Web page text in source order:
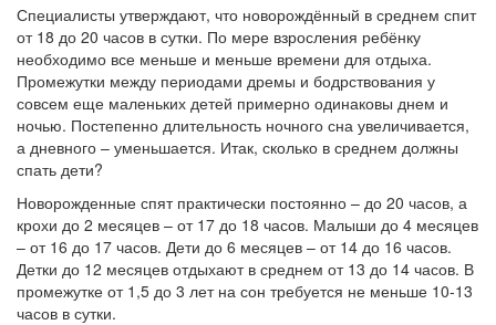
Специалисты утверждают, что новорождённый в среднем спит
от 18 до 20 часов в сутки. По мере взросления ребёнку
необходимо все меньше и меньше времени для отдыха.
Промежутки между периодами дремы и бодрствования у
совсем еще маленьких детей примерно одинаковы днем и
ночью. Постепенно длительность ночного сна увеличивается,
а дневного – уменьшается. Итак, сколько в среднем должны
спать дети?
Новорожденные спят практически постоянно – до 20 часов, а
крохи до 2 месяцев – от 17 до 18 часов. Малыши до 4 месяцев
– от 16 до 17 часов. Дети до 6 месяцев – от 14 до 16 часов.
Детки до 12 месяцев отдыхают в среднем от 13 до 14 часов. В
промежутке от 1,5 до 3 лет на сон требуется не меньше 10-13
часов в сутки.